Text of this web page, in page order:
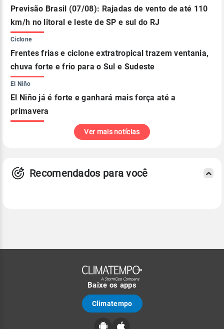
Previsão Brasil (07/08): Rajadas de vento de até 110
km/h no litoral e leste de SP e sul do RJ
Ciclone
Frentes frias e ciclone extratropical trazem ventania,
chuva forte e frio para o Sul e Sudeste
El Niño
El Niño já é forte e ganhará mais força até a
primavera
Ver mais notícias
Recomendados para você
Baixe os apps
Climatempo